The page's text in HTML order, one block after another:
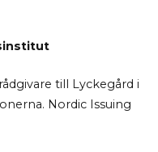
till Lyckegård i
Nordic Issuing